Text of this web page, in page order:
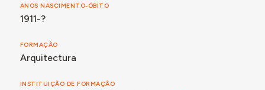
ANOS NASCIMENTO-ÓBITO
1911-?
FORMAÇÃO
Arquitectura
INSTITUIÇÃO DE FORMAÇÃO